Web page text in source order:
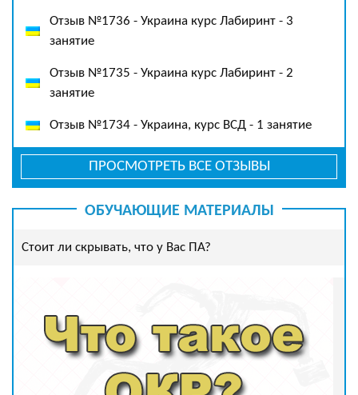
Отзыв №1736 - Украина курс Лабиринт - 3
занятие
Отзыв №1735 - Украина курс Лабиринт - 2
занятие
Отзыв №1734 - Украина, курс ВСД - 1 занятие
ПРОСМОТРЕТЬ ВСЕ ОТЗЫВЫ
ОБУЧАЮЩИЕ МАТЕРИАЛЫ
Стоит ли скрывать, что у Вас ПА?